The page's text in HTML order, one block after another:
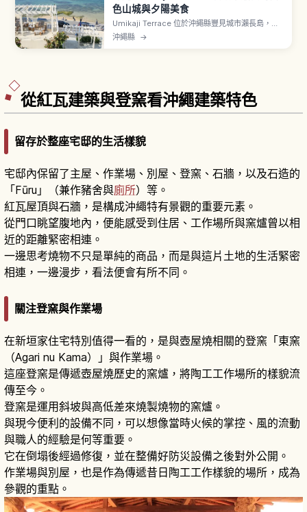
色山城與夕陽美食
Umikaji Terrace 位於沖繩縣豐見城市瀨長島，從
那霸機場開車約15分鐘。純白建物沿坡面面向大海
沖繩縣 →
從紅瓦建築與登窯看沖繩建築特色
留存於整座宅邸的生活樣貌
宅邸內保留了主屋、作業場、別屋、登窯、石牆，以及石造的
「Fūru」（兼作豬舍與廁所）等。
紅瓦屋頂與石牆，是構成沖繩特有景觀的重要元素。
從門口眺望腹地內，便能感受到住居、工作場所與窯爐曾以相
近的距離緊密相連。
一邊思考燒物不只是單純的商品，而是與這片土地的生活緊密
相連，一邊漫步，看法便會有所不同。
關注登窯與作業場
在新垣家住宅特別值得一看的，是與壺屋燒相關的登窯「東窯
（Agari nu Kama）」與作業場。
這座登窯是傳遞壺屋燒歷史的窯爐，將陶工工作場所的樣貌流
傳至今。
登窯是運用斜坡與高低差來燒製燒物的窯爐。
與現今便利的設備不同，可以想像當時火候的掌控、風的流動
與職人的經驗是何等重要。
它在倒塌後經過修復，並在整備好防災設備之後對外公開。
作業場與別屋，也是作為傳遞昔日陶工工作樣貌的場所，成為
參觀的重點。